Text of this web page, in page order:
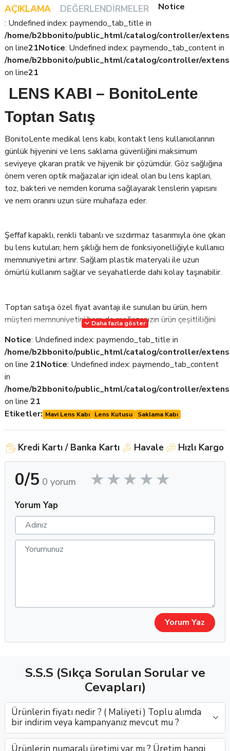
AÇIKLAMA DEĞERLENDIRMELER
Notice
: Undefined index: paymendo_tab_title in
/home/b2bbonito/public_html/catalog/controller/
on line21Notice: Undefined index: paymendo_tab_content in
/home/b2bbonito/public_html/catalog/controller/
on line21
LENS KABI – BonitoLente
Toptan Satış
BonitoLente medikal lens kabı, kontakt lens kullanıcılarının
günlük hijyenini ve lens saklama güvenliğini maksimum
seviyeye çıkaran pratik ve hijyenik bir çözümdür. Göz sağlığına
önem veren optik mağazalar için ideal olan bu lens kapları,
toz, bakteri ve nemden koruma sağlayarak lenslerin yapısını
ve nem oranını uzun süre muhafaza eder.
Şeffaf kapaklı, renkli tabanlı ve sızdırmaz tasarımıyla öne çıkan
bu lens kutuları; hem şıklığı hem de fonksiyonelliğiyle kullanıcı
memnuniyetini artırır. Sağlam plastik materyali ile uzun
ömürlü kullanım sağlar ve seyahatlerde dahi kolay taşınabilir.
Toptan satışa özel fiyat avantajı ile sunulan bu ürün, hem
müşteri memnuniyetini hem de mağazanızın ürün çeşitliliğini
artırır. BonitoLente kalitesiyle üretilmiş lens kabı, her lens
satışının yanında sunulabilecek tamamlayıcı bir ürün olarak
satışlarınızı destekler.
Daha fazla göster
Notice: Undefined index: paymendo_tab_title in
/home/b2bbonito/public_html/catalog/controller/
on line 21Notice: Undefined index: paymendo_tab_content
in
/home/b2bbonito/public_html/catalog/controller/
on line 21
Etiketler: Mavi Lens Kabı Lens Kutusu Saklama Kabı
Kredi Kartı / Banka Kartı Havale Hızlı Kargo
0/5 0 yorum
Yorum Yap
Yorum Yaz
S.S.S (Sıkça Sorulan Sorular ve
Cevapları)
Ürünlerin fiyatı nedir ? ( Maliyeti ) Toplu alımda
bir indirim veya kampanyanız mevcut mu ?